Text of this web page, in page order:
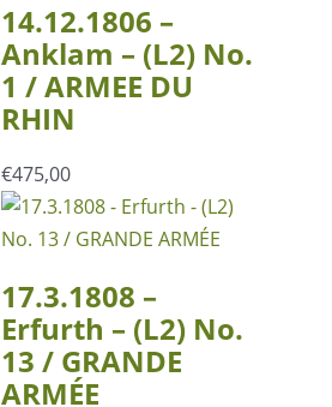
14.12.1806 –
Anklam – (L2) No.
1 / ARMEE DU
RHIN
€475,00
17.3.1808 –
Erfurth – (L2) No.
13 / GRANDE
ARMÉE